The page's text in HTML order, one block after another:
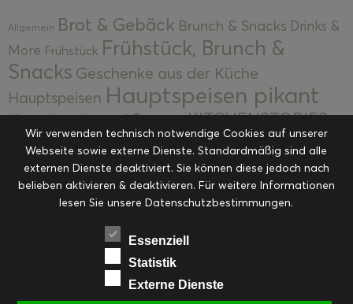
Allgemein Brot & Gebäck Brunch & Snacks Drinks &
More Frühstück Frühstück, Brunch &
Snacks Geschenke aus der Küche
Hauptspeisen Hauptspeisen pikant
Hauptspeisen süßKekseKITCHENSTORIES
Kuchen, Torten & Desserts Kuchen und
Desserts Kulinarik Kulinarische Mitbringsel &
Eingemachtes Ohne Kategorie Ostern Resteküche
RezepteSaisonalSliderStartseite
Suppen, Salate & Vorspeisen
Vorspeisen, Salate & Suppen
Weihnachten Workshops & Events
Wir verwenden technisch notwendige Cookies auf unserer
Webseite sowie externe Dienste. Standardmäßig sind alle
externen Dienste deaktiviert. Sie können diese jedoch nach
belieben aktivieren & deaktivieren. Für weitere Informationen
lesen Sie unsere Datenschutzbestimmungen.
Essenziell
Statistik
Externe Dienste